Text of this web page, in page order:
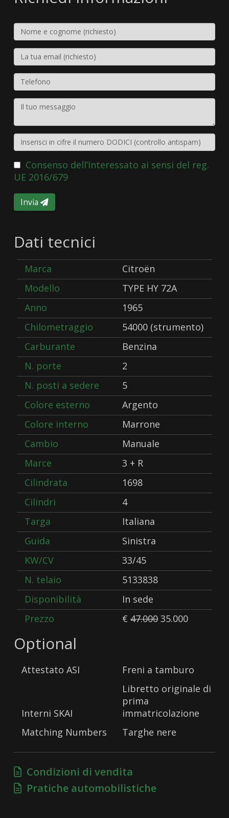
Consenso dell’Interessato ai sensi del reg.
UE 2016/679
Invia
Dati tecnici
Marca
Citroën
Modello
TYPE HY 72A
Anno
1965
Chilometraggio
54000 (strumento)
Carburante
Benzina
N. porte
2
N. posti a sedere
5
Colore esterno
Argento
Colore interno
Marrone
Cambio
Manuale
Marce
3 + R
Cilindrata
1698
Cilindri
4
Targa
Italiana
Guida
Sinistra
KW/CV
33/45
N. telaio
5133838
Disponibilità
In sede
Prezzo
€ 47.00035.000
Optional
Attestato ASI Freni a tamburo
Interni SKAI
Libretto originale di
prima
immatricolazione
Matching Numbers
Targhe nere
Condizioni di vendita
Pratiche automobilistiche